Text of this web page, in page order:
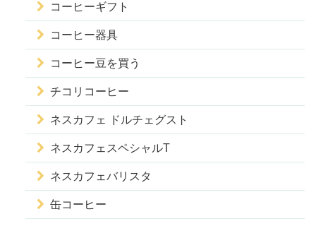
コーヒーギフト
コーヒー器具
コーヒー豆を買う
チコリコーヒー
ネスカフェ ドルチェグスト
ネスカフェスペシャルT
ネスカフェバリスタ
缶コーヒー